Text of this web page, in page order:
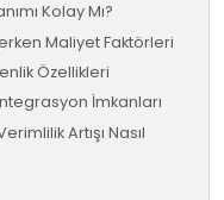
Kolay Mı?
Maliyet Faktörleri
Özellikleri
İmkanları
Artışı Nasıl